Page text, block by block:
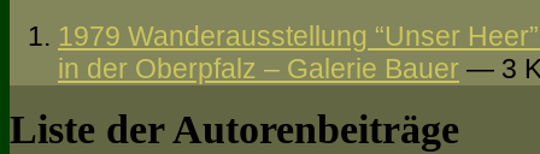
1979 Wanderausstellung “Unser
in der Oberpfalz – Galerie Bauer — 3
Liste der Autorenbeiträge